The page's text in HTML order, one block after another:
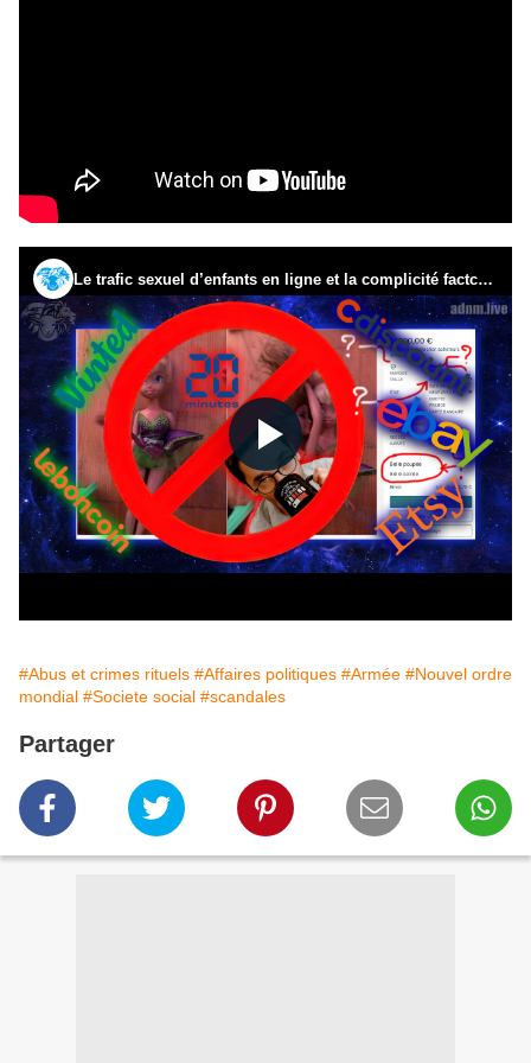
#Abus et crimes rituels #Affaires politiques #Armée #Nouvel ordre
mondial #Societe social #scandales
Partager